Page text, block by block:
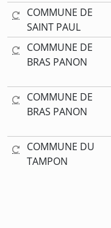
COMMUNE DE
SAINT PAUL
COMMUNE DE
BRAS PANON
COMMUNE DE
BRAS PANON
COMMUNE DU
TAMPON